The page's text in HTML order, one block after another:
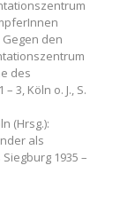
den
des
3, Köln o. J., S.
(Hrsg.):
als
1935 –